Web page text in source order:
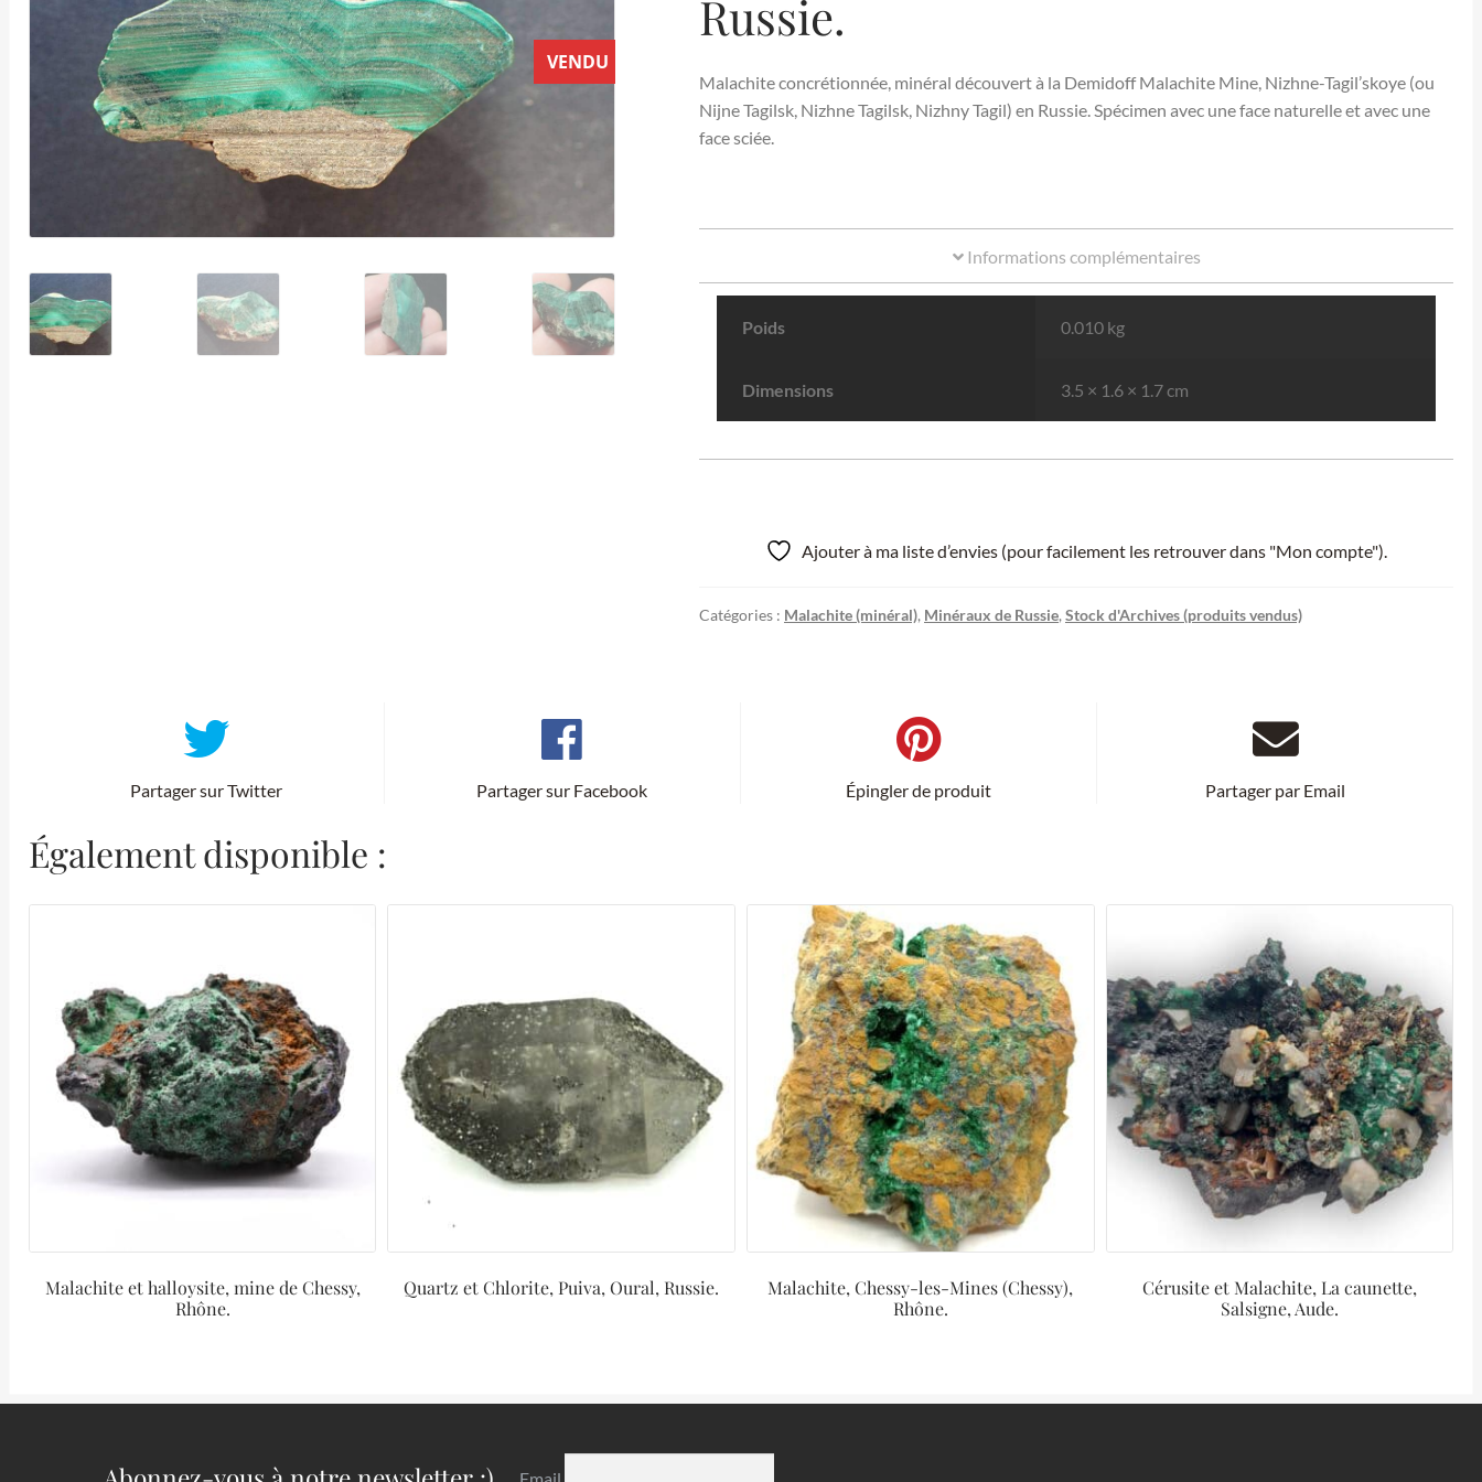
VENDU
Russie.
Malachite concrétionnée, minéral découvert à la Demidoff Malachite Mine, Nizhne-Tagil’skoye (ou
Nijne Tagilsk, Nizhne Tagilsk, Nizhny Tagil) en Russie. Spécimen avec une face naturelle et avec une
face sciée.
Informations complémentaires
Poids 0.010 kg
Dimensions 3.5 × 1.6 × 1.7 cm
Ajouter à ma liste d’envies (pour facilement les retrouver dans "Mon compte").
Catégories : Malachite (minéral), Minéraux de Russie, Stock d'Archives (produits vendus)
Partager sur Twitter Partager sur Facebook Épingler de produit Partager par Email
Également disponible :
Malachite et halloysite, mine de Chessy,
Rhône.
Quartz et Chlorite, Puiva, Oural, Russie.
Malachite, Chessy-les-Mines (Chessy),
Rhône.
Cérusite et Malachite, La caunette,
Salsigne, Aude.
Email